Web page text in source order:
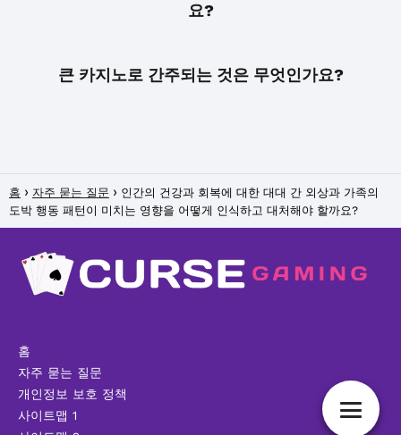
요?
큰 카지노로 간주되는 것은 무엇인가요?
홈 자주 묻는 질문
인간의 건강과 회복에 대한 대대 간 외상과 가족의
도박 행동 패턴이 미치는 영향을 어떻게 인식하고 대처해야 할까요?
홈
자주 묻는 질문
개인정보 보호 정책
사이트맵 1